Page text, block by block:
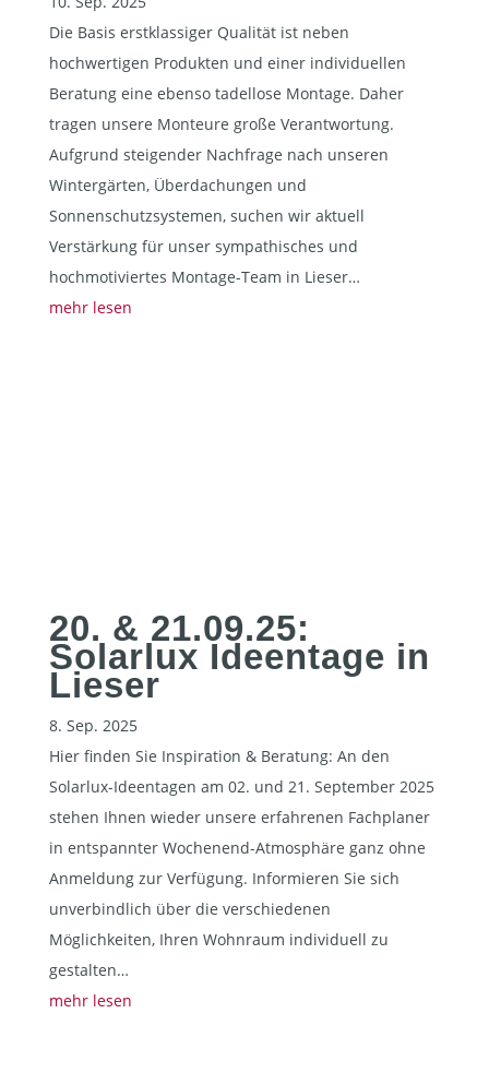
Die Basis erstklassiger Qualität ist neben
hochwertigen Produkten und einer individuellen
Beratung eine ebenso tadellose Montage. Daher
tragen unsere Monteure große Verantwortung.
Aufgrund steigender Nachfrage nach unseren
Wintergärten, Überdachungen und
Sonnenschutzsystemen, suchen wir aktuell
Verstärkung für unser sympathisches und
hochmotiviertes Montage-Team in Lieser…
mehr lesen
20. & 21.09.25:
Solarlux Ideentage in
Lieser
8. Sep. 2025
Hier finden Sie Inspiration & Beratung: An den
Solarlux-Ideentagen am 02. und 21. September 2025
stehen Ihnen wieder unsere erfahrenen Fachplaner
in entspannter Wochenend-Atmosphäre ganz ohne
Anmeldung zur Verfügung. Informieren Sie sich
unverbindlich über die verschiedenen
Möglichkeiten, Ihren Wohnraum individuell zu
gestalten…
mehr lesen